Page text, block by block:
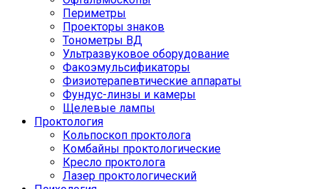
Периметры
Проекторы знаков
Тонометры ВД
Ультразвуковое оборудование
Факоэмульсификаторы
Физиотерапевтические аппараты
Фундус-линзы и камеры
Щелевые лампы
Проктология
Кольпоскоп проктолога
Комбайны проктологические
Кресло проктолога
Лазер проктологический